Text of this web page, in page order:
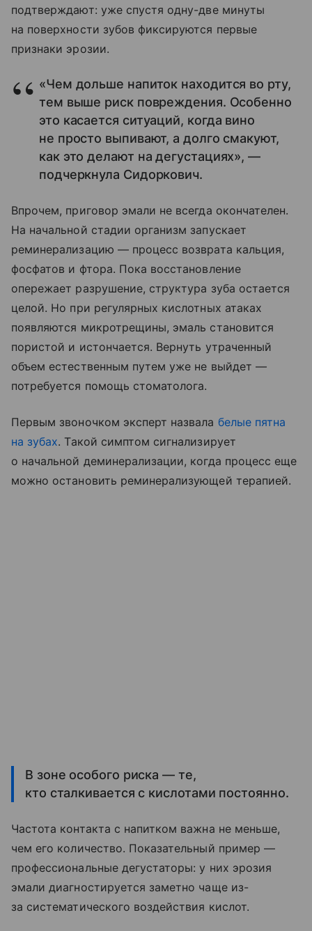
подтверждают: уже спустя одну-две минуты
на поверхности зубов фиксируются первые
признаки эрозии.
«Чем дольше напиток находится во рту,
тем выше риск повреждения. Особенно
это касается ситуаций, когда вино
не просто выпивают, а долго смакуют,
как это делают на дегустациях», —
подчеркнула Сидоркович.
Впрочем, приговор эмали не всегда окончателен.
На начальной стадии организм запускает
реминерализацию — процесс возврата кальция,
фосфатов и фтора. Пока восстановление
опережает разрушение, структура зуба остается
целой. Но при регулярных кислотных атаках
появляются микротрещины, эмаль становится
пористой и истончается. Вернуть утраченный
объем естественным путем уже не выйдет —
потребуется помощь стоматолога.
Первым звоночком эксперт назвала белые пятна
на зубах. Такой симптом сигнализирует
о начальной деминерализации, когда процесс еще
можно остановить реминерализующей терапией.
В зоне особого риска — те,
кто сталкивается с кислотами постоянно.
Частота контакта с напитком важна не меньше,
чем его количество. Показательный пример —
профессиональные дегустаторы: у них эрозия
эмали диагностируется заметно чаще из-
за систематического воздействия кислот.